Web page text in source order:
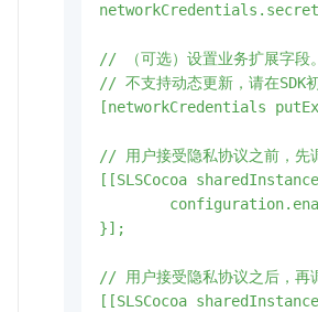
// （可选）设置业务扩展字段
// 不支持动态更新，请在SDK
[networkCredentials
// 用户接受隐私协议之前，
[[SLSCocoa
}];
// 用户接受隐私协议之后，
[[SLSCocoa